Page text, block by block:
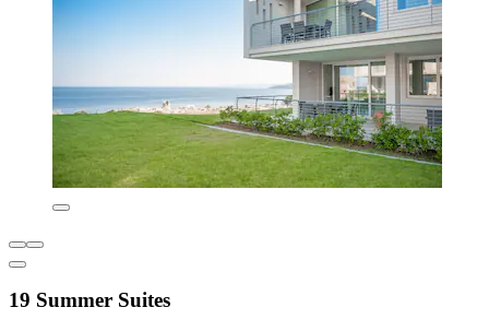
19 Summer Suites